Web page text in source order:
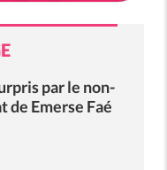
par le non-
Emerse Faé